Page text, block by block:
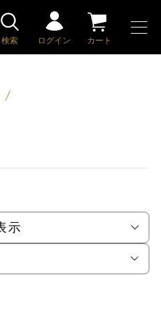
検索 ログイン カート
示